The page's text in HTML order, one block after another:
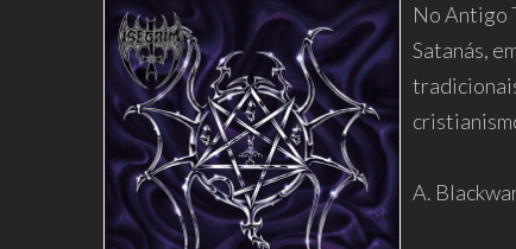
No Antigo
Satanás,
A.